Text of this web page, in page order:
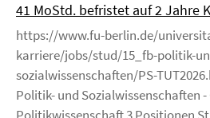
41 MoStd. befristet auf 2 Jahre
https://www.fu-berlin.de/
karriere/jobs/stud/15_fb-politik-
sozialwissenschaften/PS-
Politik- und Sozialwissenschaften